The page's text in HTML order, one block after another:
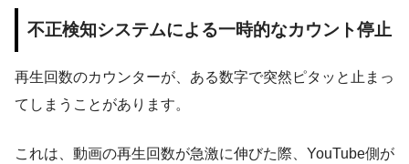
不正検知システムによる一時的なカウント停止
再生回数のカウンターが、ある数字で突然ピタッと止まっ
てしまうことがあります。
これは、動画の再生回数が急激に伸びた際、YouTube側が